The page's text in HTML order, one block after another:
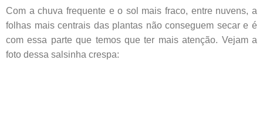
Com a chuva frequente e o sol mais fraco, entre nuvens, a
folhas mais centrais das plantas não conseguem secar e é
com essa parte que temos que ter mais atenção. Vejam a
foto dessa salsinha crespa: